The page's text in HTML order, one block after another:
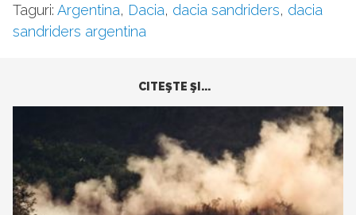
Taguri: Argentina, Dacia, dacia sandriders, dacia
sandriders argentina
CITEŞTE ŞI...